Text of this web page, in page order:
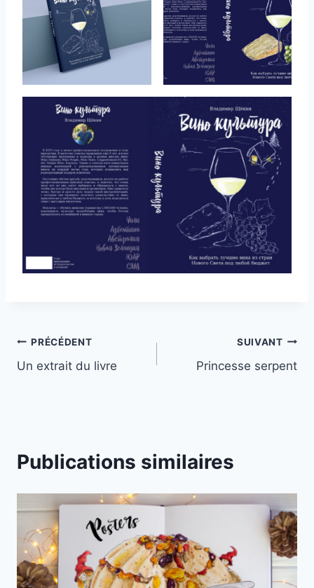
Navigation
de
PRÉCÉDENT
Un extrait du livre
SUIVANT
Princesse serpent
Publications similaires